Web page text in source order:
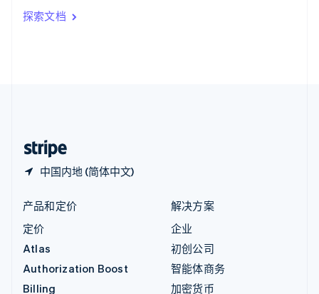
探索文档
中国内地 (简体中文)
印度
English
产品和定价
定价
Atlas
Authorization Boost
Billing
解决方案
企业
初创公司
智能体商务
加密货币